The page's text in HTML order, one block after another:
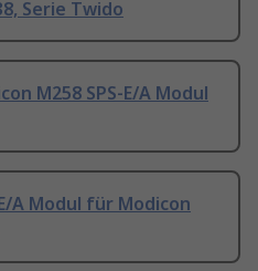
Serie Twido
M258 SPS-E/A Modul
A Modul für Modicon